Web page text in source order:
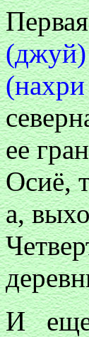
ее
Осиё,
а,
И еще